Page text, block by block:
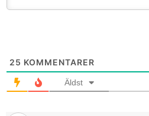
25 KOMMENTARER
Äldst